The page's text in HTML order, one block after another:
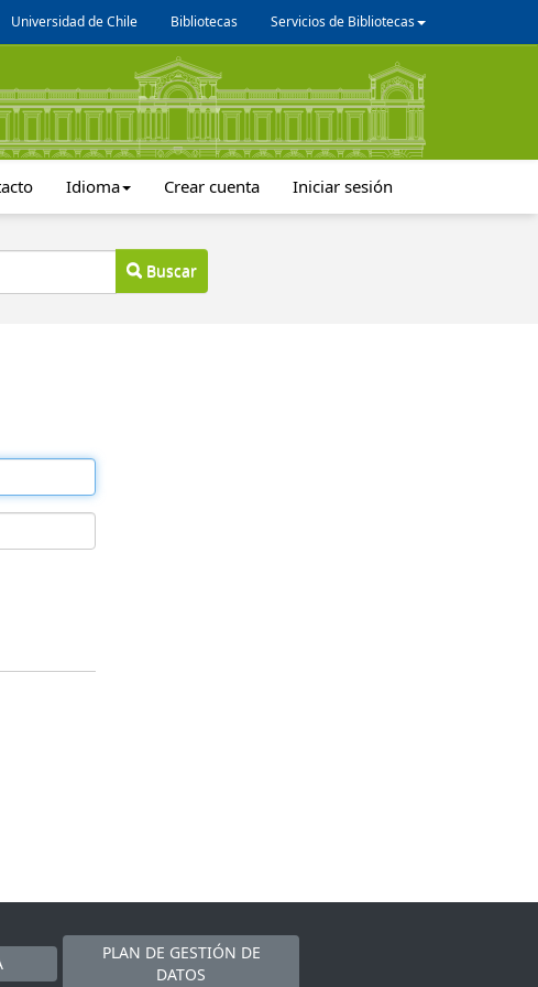
Universidad de Chile Bibliotecas Servicios de Bibliotecas
Idioma Crear cuenta Iniciar sesión
Buscar
PLAN DE GESTIÓN DE
DATOS